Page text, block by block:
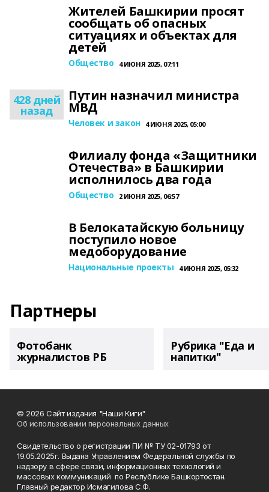
Жителей Башкирии просят
сообщать об опасных
ситуациях и объектах для
детей
Общество 4 ИЮНЯ 2025, 07:11
428 дней
назад
Путин назначил министра
МВД
Человек и закон 4 ИЮНЯ 2025, 05:00
Филиалу фонда «Защитники
Отечества» в Башкирии
исполнилось два года
Общество 2 ИЮНЯ 2025, 06:57
В Белокатайскую больницу
поступило новое
медоборудование
Национальные проекты 4 ИЮНЯ 2025, 05:32
Партнеры
Фотобанк
журналистов РБ
Рубрика "Еда и
напитки"
© 2026 Сайт издания "Наши Киги"
Об использовании персональных данных
Свидетельство о регистрации ПИ № ТУ 02-01793 от
19.05.2025г. Выдана Управлением Федеральной службы по
надзору в сфере связи, информационных технологий и
массовых коммуникаций по Республике Башкортостан.
Главный редактор Исмагилова С.Ф.